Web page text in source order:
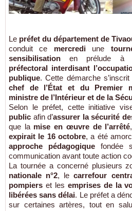
Le préfet du département de
conduit ce mercrediune
sensibilisation en prélude à
préfectoral interdisant
publique. Cette démarche
chef de l’État et du Premier
ministre de l’Intérieur et de la
Selon le préfet, cette initiative
public afin d’assurer la sécurité
que la mise en œuvre de l’arrêté
expirait le 16 octobre, a été
approche pédagogique fondée
communication avant toute action
La tournée a concerné plusieurs
nationale n°2, lecarrefour
pompiers et les emprises de la
libérées sans délai. Le préfet a
sur certaines artères, tout en